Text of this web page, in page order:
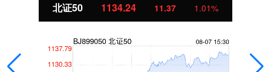
创业板指 3563.12 47.56 1.35%